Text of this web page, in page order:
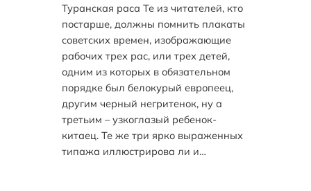
Туранская раса Те из читателей, кто
постарше, должны помнить плакаты
советских времен, изображающие
рабочих трех рас, или трех детей,
одним из которых в обязательном
порядке был белокурый европеец,
другим черный негритенок, ну а
третьим – узкоглазый ребенок-
китаец. Те же три ярко выраженных
типажа иллюстрирова ли и…